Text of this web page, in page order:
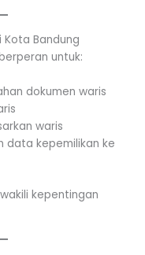
Kota Bandung
untuk:
dokumen waris
waris
data kepemilikan ke
kepentingan